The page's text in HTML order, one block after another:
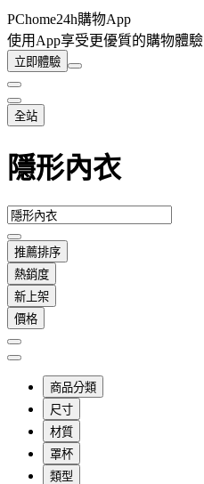
PChome24h購物App
使用App享受更優質的購物體驗
立即體驗
全站
隱形內衣
推薦排序
熱銷度
新上架
價格
商品分類
尺寸
材質
罩杯
類型